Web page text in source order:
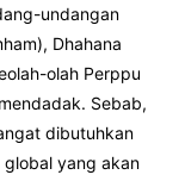
undangan
Dhahana
olah Perppu
Sebab,
dibutuhkan
yang akan